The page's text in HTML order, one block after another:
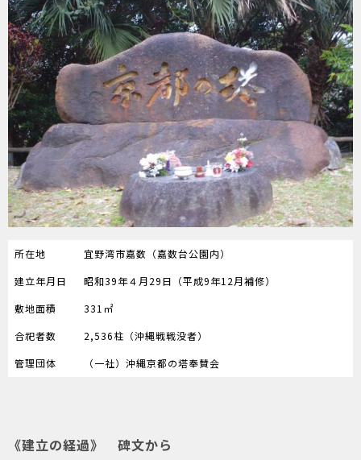
所在地
宜野湾市嘉数（嘉数台公園内）
建立年月日
昭和39年４月29日（平成9年12月補修）
敷地面積
331㎡
合祀者数
2,536柱（沖縄戦戦没者）
管理団体
（一社）沖縄京都の塔奉賛会
《建立の経過》 碑文から